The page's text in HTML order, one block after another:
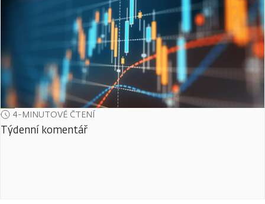
4-MINUTOVÉ ČTENÍ
Týdenní komentář